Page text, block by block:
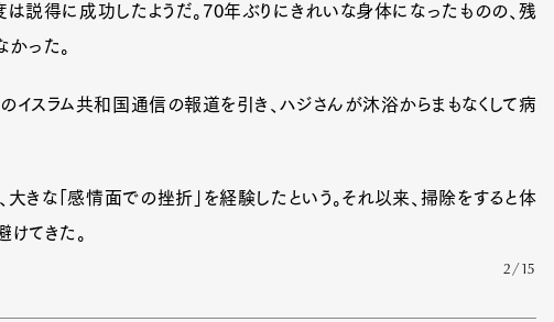
は説得に成功したようだ。70年ぶりにきれいな身体になったものの、残
った。
のイスラム共和国通信の報道を引き、ハジさんが沐浴からまもなくして病
きな「感情面での挫折」を経験したという。それ以来、掃除をすると体
てきた。
2/15